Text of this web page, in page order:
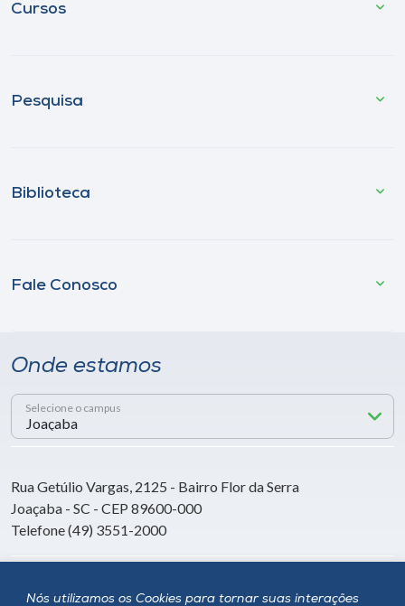
Nós utilizamos os Cookies para tornar suas interações
Cursos
Pesquisa
Biblioteca
Fale Conosco
Onde estamos
Selecione o campus
Rua Getúlio Vargas, 2125 - Bairro Flor da Serra
Joaçaba - SC - CEP 89600-000
Telefone (49) 3551-2000
Siga a Unoesc